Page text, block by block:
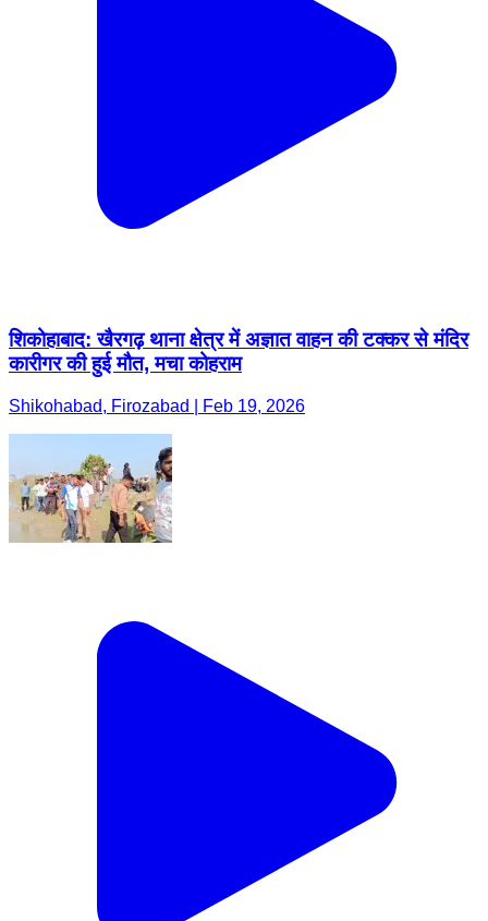
शिकोहाबाद: खैरगढ़ थाना क्षेत्र में अज्ञात वाहन की टक्कर से मंदिर
कारीगर की हुई मौत, मचा कोहराम
Shikohabad, Firozabad | Feb 19, 2026